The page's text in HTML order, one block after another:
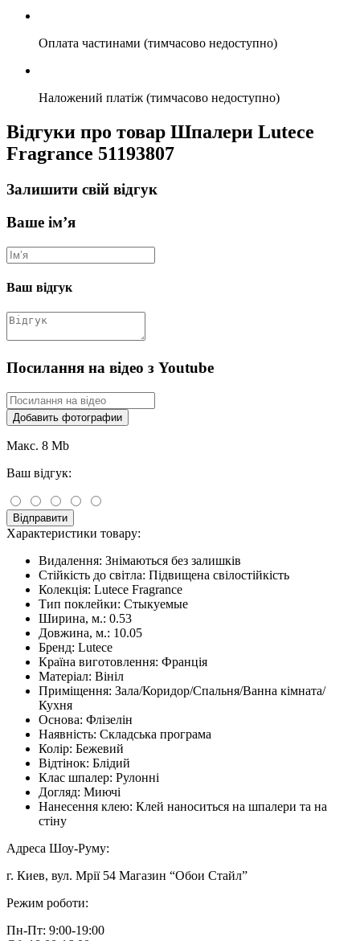
Оплата частинами (тимчасово недоступно)
Наложений платіж (тимчасово недоступно)
Відгуки про товар Шпалери Lutece
Fragrance 51193807
Залишити свій відгук
Ваше ім’я
Ваш відгук
Посилання на відео з Youtube
Добавить фотографии
Макс. 8 Mb
Ваш відгук:
Відправити
Характеристики товару:
Видалення: Знімаються без залишків
Стійкість до світла: Підвищена свілостійкість
Колекція: Lutece Fragrance
Тип поклейки: Стыкуемые
Ширина, м.: 0.53
Довжина, м.: 10.05
Бренд: Lutece
Країна виготовлення: Франція
Матеріал: Вініл
Приміщення: Зала/Коридор/Спальня/Ванна кімната/
Кухня
Основа: Флізелін
Наявність: Складська програма
Колір: Бежевий
Відтінок: Блідий
Клас шпалер: Рулонні
Догляд: Миючі
Нанесення клею: Клей наноситься на шпалери та на
стіну
Адреса Шоу-Руму:
г. Киев, вул. Мрії 54 Магазин “Обои Стайл”
Режим роботи:
Пн-Пт: 9:00-19:00